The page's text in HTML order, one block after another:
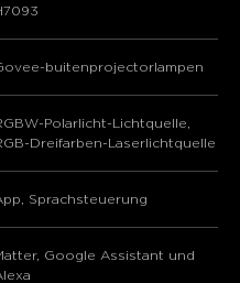
buitenprojectorlampen
Polarlicht-Lichtquelle,
Dreifarben-Laserlichtquelle
Sprachsteuerung
Google Assistant und